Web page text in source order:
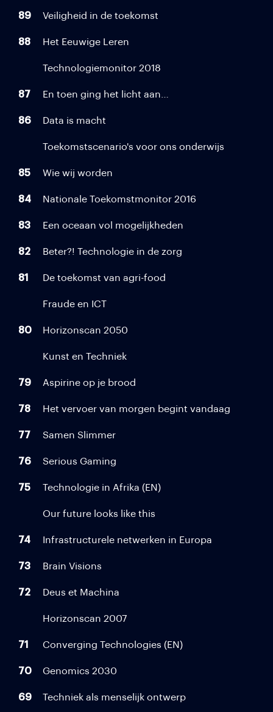
89 Veiligheid in de toekomst
88 Het Eeuwige Leren
Technologiemonitor 2018
87 En toen ging het licht aan…
86 Data is macht
Toekomstscenario's voor ons onderwijs
85 Wie wij worden
84 Nationale Toekomstmonitor 2016
83 Een oceaan vol mogelijkheden
82 Beter?! Technologie in de zorg
81 De toekomst van agri-food
Fraude en ICT
80 Horizonscan 2050
Kunst en Techniek
79 Aspirine op je brood
78 Het vervoer van morgen begint vandaag
77 Samen Slimmer
76 Serious Gaming
75 Technologie in Afrika (EN)
Our future looks like this
74 Infrastructurele netwerken in Europa
73 Brain Visions
72 Deus et Machina
Horizonscan 2007
71 Converging Technologies (EN)
70 Genomics 2030
69 Techniek als menselijk ontwerp